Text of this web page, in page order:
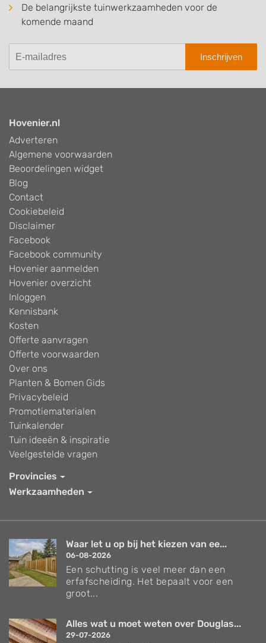
De belangrijkste tuinwerkzaamheden voor de
komende maand
Inschrijven
Hovenier.nl
Adverteren
Algemene voorwaarden
Beoordelingen widget
Blog
Contact
Cookiebeleid
Disclaimer
Facebook
Facebook community
Hovenier aanmelden
Hovenier overzicht
Inloggen
Kennisbank
Kosten
Offerte aanvragen
Offerte voorwaarden
Over ons
Planten & Bomen Gids
Privacybeleid
Promotiematerialen
Tuinkalender
Tuin ideeën & inspiratie
Veelgestelde vragen
Provincies
Werkzaamheden
Waar let u op bij het kiezen van ee...
06-08-2026
Een schutting is veel meer dan een
erfafscheiding. Het bepaalt voor een
groot...
Alles wat u moet weten over Douglas...
29-07-2026